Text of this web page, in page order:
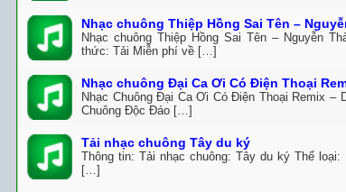
Nhạc chuông Thiệp Hồng Sai Tên –
Nhạc chuông Thiệp Hồng Sai Tên – Nguyễn
thức: Tải Miễn phí về […]
Nhạc chuông Đại Ca Ơi Có Điện Thoại
Nhạc Chuông Đại Ca Ơi Có Điện Thoại Remix –
Chuông Độc Đáo […]
Tải nhạc chuông Tây du ký
Thông tin: Tải nhạc chuông: Tây du ký Thể
[…]